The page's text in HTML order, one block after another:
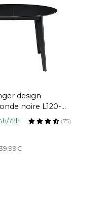
design
noire L120-
72h (75)